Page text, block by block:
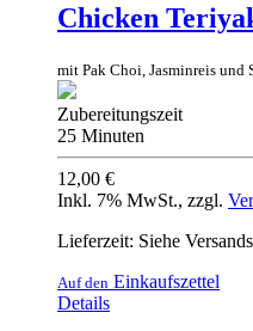
Chicken
mit Pak Choi, Jasminreis und
Zubereitungszeit
25 Minuten
12,00 €
Inkl. 7% MwSt., zzgl.
Lieferzeit: Siehe
Auf den Einkaufszettel
Details